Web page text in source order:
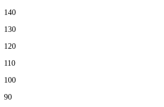
140
130
120
110
100
90